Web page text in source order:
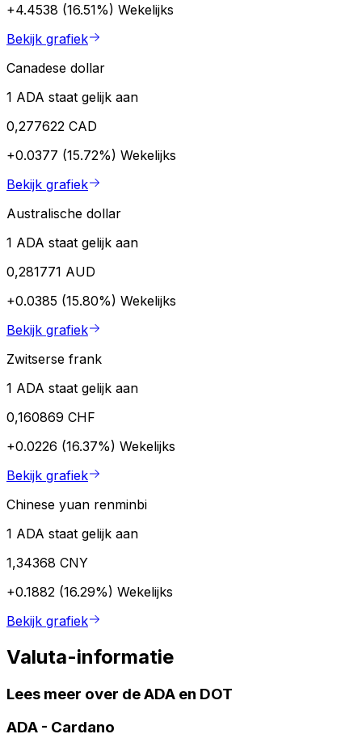
+4.4538 (16.51%) Wekelijks
Bekijk grafiek
Canadese dollar
1 ADA staat gelijk aan
0,277622 CAD
+0.0377 (15.72%) Wekelijks
Bekijk grafiek
Australische dollar
1 ADA staat gelijk aan
0,281771 AUD
+0.0385 (15.80%) Wekelijks
Bekijk grafiek
Zwitserse frank
1 ADA staat gelijk aan
0,160869 CHF
+0.0226 (16.37%) Wekelijks
Bekijk grafiek
Chinese yuan renminbi
1 ADA staat gelijk aan
1,34368 CNY
+0.1882 (16.29%) Wekelijks
Bekijk grafiek
Valuta-informatie
Lees meer over de ADA en DOT
ADA - Cardano